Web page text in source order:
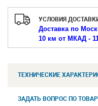
УСЛОВИЯ
Доставка по
10 км от МКАД -
ТЕХНИЧЕСКИЕ
ЗАДАТЬ ВОПРОС ПО